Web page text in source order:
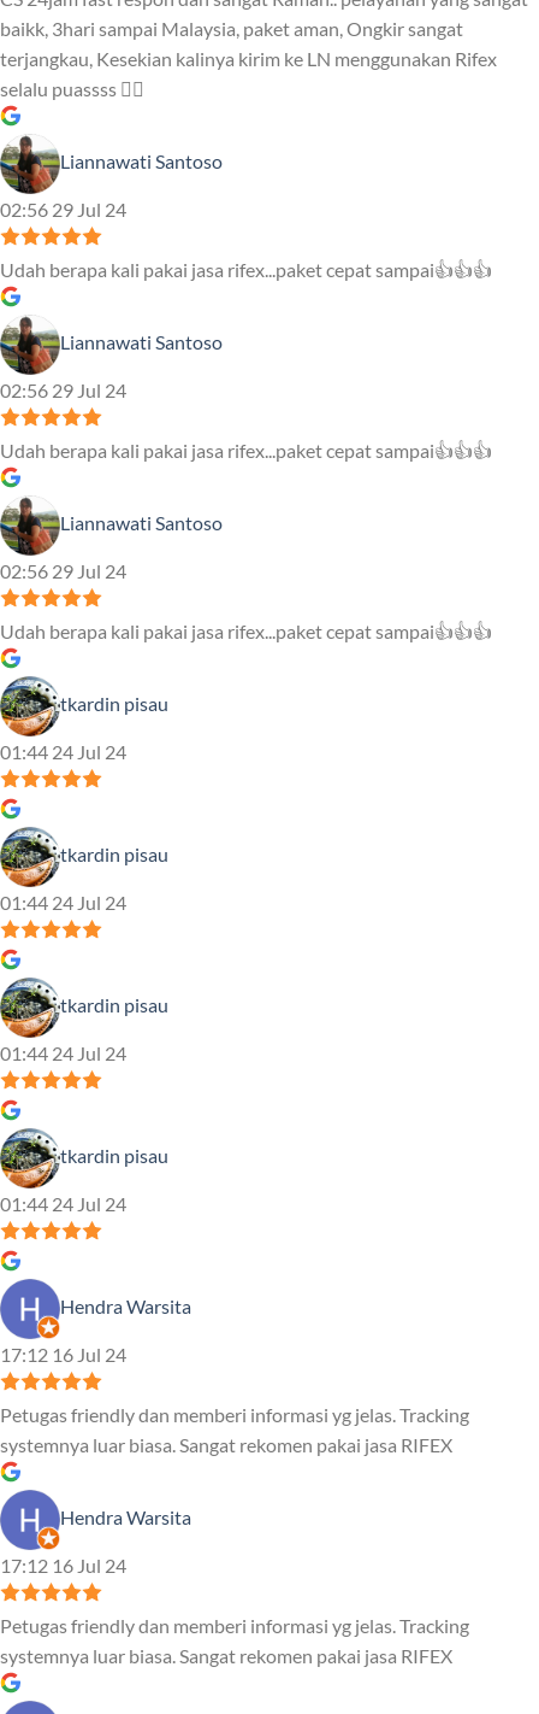
baikk, 3hari sampai Malaysia, paket aman, Ongkir sangat
terjangkau, Kesekian kalinya kirim ke LN menggunakan Rifex
selalu puassss ❤️‍🔥
Liannawati Santoso
02:56 29 Jul 24
Udah berapa kali pakai jasa rifex...paket cepat sampai👍👍👍
Liannawati Santoso
02:56 29 Jul 24
Udah berapa kali pakai jasa rifex...paket cepat sampai👍👍👍
Liannawati Santoso
02:56 29 Jul 24
Udah berapa kali pakai jasa rifex...paket cepat sampai👍👍👍
tkardin pisau
01:44 24 Jul 24
tkardin pisau
01:44 24 Jul 24
tkardin pisau
01:44 24 Jul 24
tkardin pisau
01:44 24 Jul 24
Hendra Warsita
17:12 16 Jul 24
Petugas friendly dan memberi informasi yg jelas. Tracking
systemnya luar biasa. Sangat rekomen pakai jasa RIFEX
Hendra Warsita
17:12 16 Jul 24
Petugas friendly dan memberi informasi yg jelas. Tracking
systemnya luar biasa. Sangat rekomen pakai jasa RIFEX